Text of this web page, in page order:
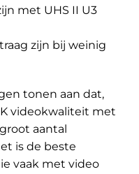
met UHS II U3
zijn bij weinig
tonen aan dat,
videokwaliteit met
aantal
is de beste
vaak met video